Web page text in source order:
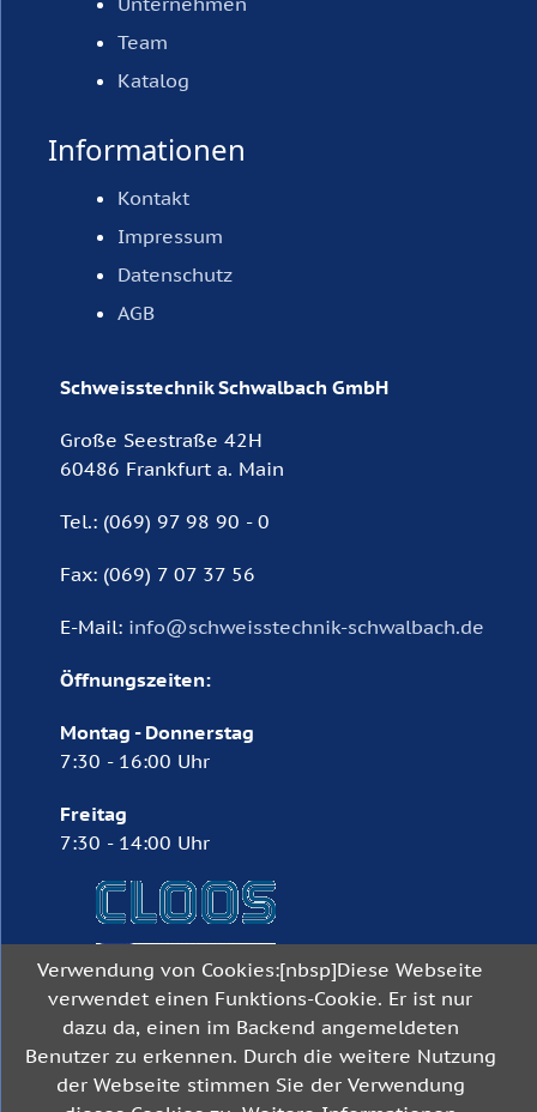
Team
Katalog
Informationen
Kontakt
Impressum
Datenschutz
AGB
Schweisstechnik Schwalbach GmbH
Große Seestraße 42H
60486 Frankfurt a. Main
Tel.: (069) 97 98 90 - 0
Fax: (069) 7 07 37 56
E-Mail: info@schweisstechnik-schwalbach.de
Öffnungszeiten:
Montag - Donnerstag
7:30 - 16:00 Uhr
Freitag
7:30 - 14:00 Uhr
© Schweisstechnik Schwalbach GmbH,
Frankfurt am Main
Verwendung von Cookies:[nbsp]Diese Webseite
verwendet einen Funktions-Cookie. Er ist nur
dazu da, einen im Backend angemeldeten
Benutzer zu erkennen. Durch die weitere Nutzung
der Webseite stimmen Sie der Verwendung